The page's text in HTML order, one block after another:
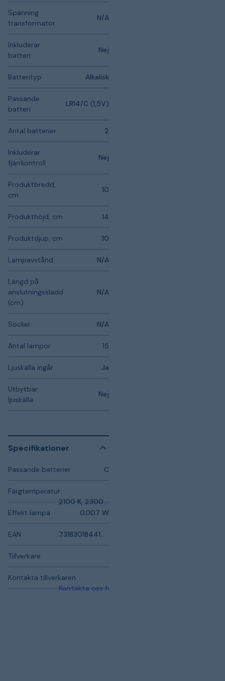
Spänning
transformator
N/A
Inkluderar
batteri
Nej
Batterityp Alkalisk
Passande
batteri
LR14/C (1,5V)
Antal batterier 2
Inkluderar
fjärrkontroll
Nej
Produktbredd,
cm
10
Produkthöjd, cm 14
Produktdjup, cm 10
Lampavstånd N/A
Längd på
anslutningssladd
(cm)
N/A
Sockel N/A
Antal lampor 15
Ljuskälla ingår Ja
Utbytbar
ljuskälla
Nej
Specifikationer
Passande batterier C
Färgtemperatur
2100 K, 2300 K
Effekt lampa
0.007 W
EAN 7318301844197
Tillverkare
Kontakta tillverkaren
Kontakta oss för mer information